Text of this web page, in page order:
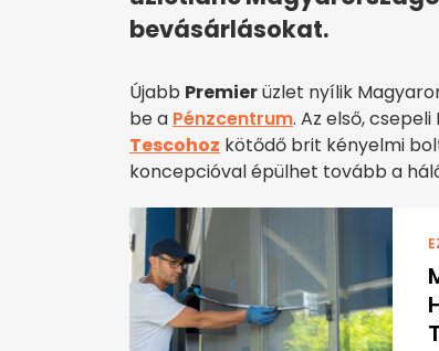
bevásárlásokat.
Újabb Premierüzlet nyílik
be a Pénzcentrum. Az első,
Tescohoz kötődő brit kényelmi
koncepcióval épülhet tovább a